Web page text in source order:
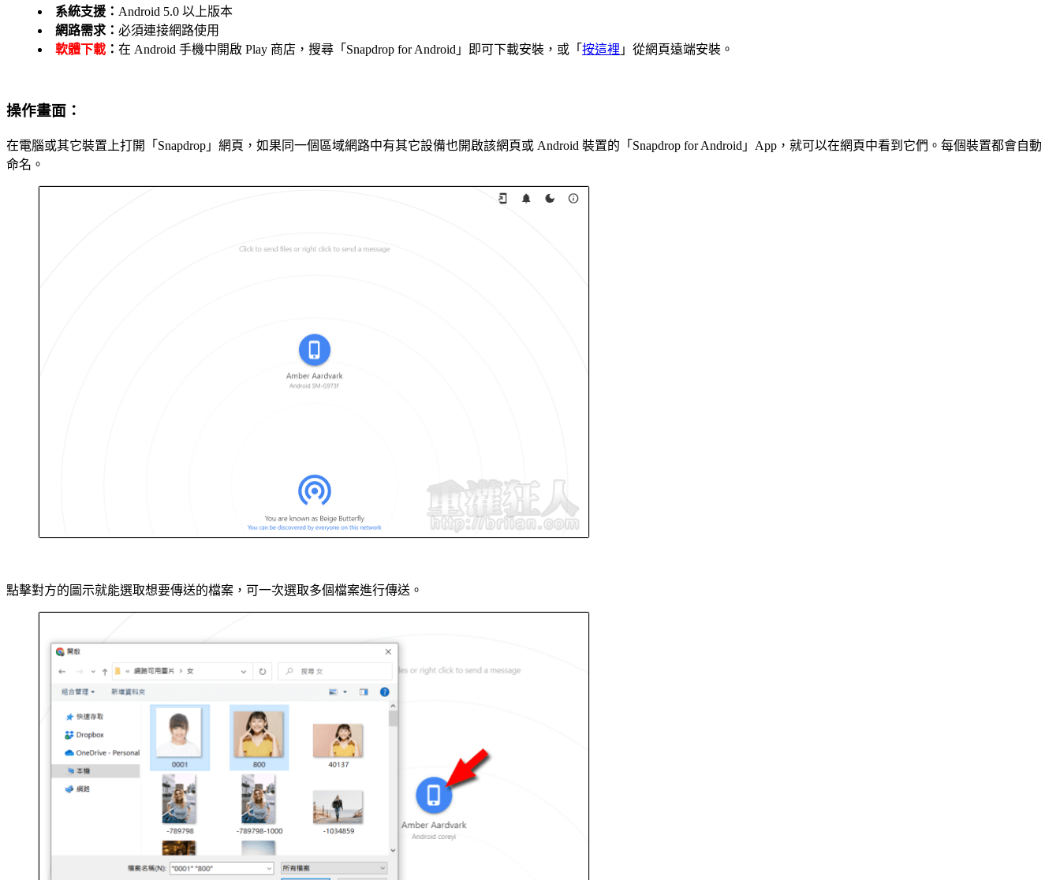
系統支援： Android 5.0 以上版本
網路需求： 必須連接網路使用
軟體下載 ： 在 Android 手機中開啟 Play 商店，搜尋「Snapdrop for Android」即可下載安裝，或「 按這裡 」從網頁遠端安裝。
操作畫面：
在電腦或其它裝置上打開「Snapdrop」網頁，如果同一個區域網路中有其它設備也開啟該網頁或 Android 裝置的「Snapdrop for Android」App，就可以在網頁中看到它們。每個裝置都會自動
命名。
點擊對方的圖示就能選取想要傳送的檔案，可一次選取多個檔案進行傳送。